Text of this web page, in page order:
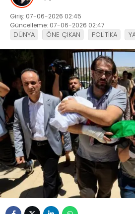
Giriş: 07-06-2026 02:45
Güncelleme: 07-06-2026 02:47
DÜNYA ÖNE ÇIKAN POLİTİKA